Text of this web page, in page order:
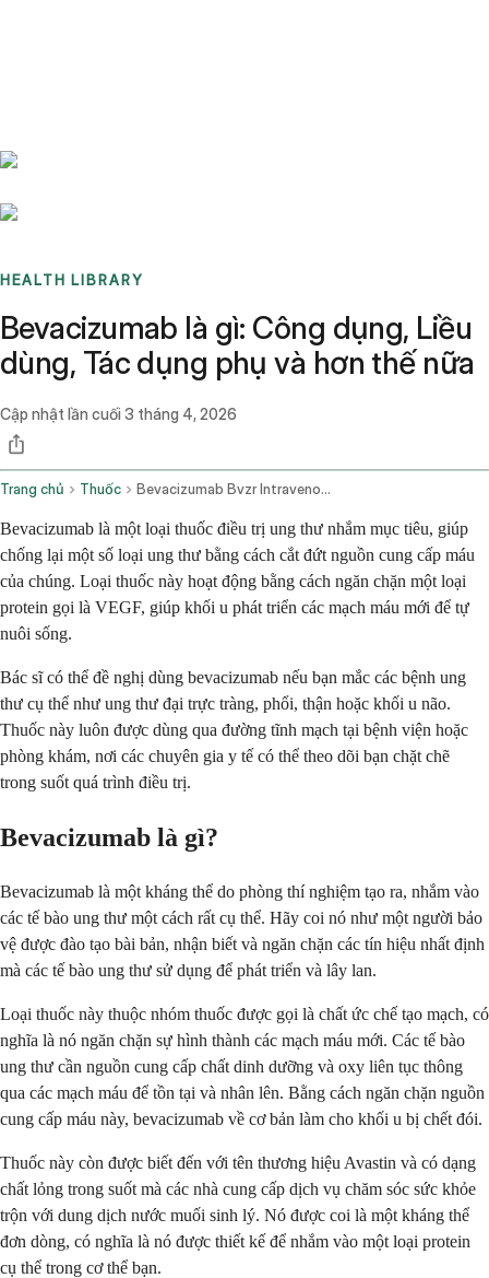
HEALTH LIBRARY
Bevacizumab là gì: Công dụng, Liều
dùng, Tác dụng phụ và hơn thế nữa
Cập nhật lần cuối 3 tháng 4, 2026
Trang chủ Thuốc Bevacizumab Bvzr Intravenous Route
Bevacizumab là một loại thuốc điều trị ung thư nhắm mục tiêu, giúp
chống lại một số loại ung thư bằng cách cắt đứt nguồn cung cấp máu
của chúng. Loại thuốc này hoạt động bằng cách ngăn chặn một loại
protein gọi là VEGF, giúp khối u phát triển các mạch máu mới để tự
nuôi sống.
Bác sĩ có thể đề nghị dùng bevacizumab nếu bạn mắc các bệnh ung
thư cụ thể như ung thư đại trực tràng, phổi, thận hoặc khối u não.
Thuốc này luôn được dùng qua đường tĩnh mạch tại bệnh viện hoặc
phòng khám, nơi các chuyên gia y tế có thể theo dõi bạn chặt chẽ
trong suốt quá trình điều trị.
Bevacizumab là gì?
Bevacizumab là một kháng thể do phòng thí nghiệm tạo ra, nhắm vào
các tế bào ung thư một cách rất cụ thể. Hãy coi nó như một người bảo
vệ được đào tạo bài bản, nhận biết và ngăn chặn các tín hiệu nhất định
mà các tế bào ung thư sử dụng để phát triển và lây lan.
Loại thuốc này thuộc nhóm thuốc được gọi là chất ức chế tạo mạch, có
nghĩa là nó ngăn chặn sự hình thành các mạch máu mới. Các tế bào
ung thư cần nguồn cung cấp chất dinh dưỡng và oxy liên tục thông
qua các mạch máu để tồn tại và nhân lên. Bằng cách ngăn chặn nguồn
cung cấp máu này, bevacizumab về cơ bản làm cho khối u bị chết đói.
Thuốc này còn được biết đến với tên thương hiệu Avastin và có dạng
chất lỏng trong suốt mà các nhà cung cấp dịch vụ chăm sóc sức khỏe
trộn với dung dịch nước muối sinh lý. Nó được coi là một kháng thể
đơn dòng, có nghĩa là nó được thiết kế để nhắm vào một loại protein
cụ thể trong cơ thể bạn.